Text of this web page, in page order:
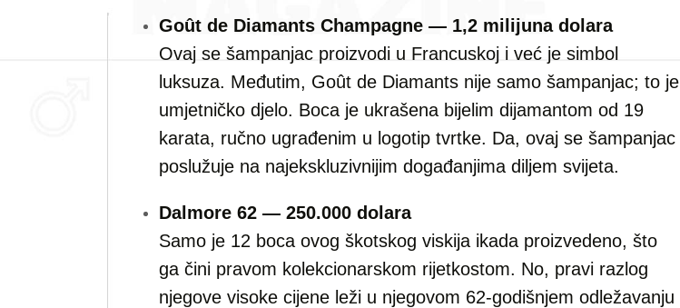
Goût de Diamants Champagne — 1,2 milijuna dolara
Ovaj se šampanjac proizvodi u Francuskoj i već je simbol
luksuza. Međutim, Goût de Diamants nije samo šampanjac; to je
umjetničko djelo. Boca je ukrašena bijelim dijamantom od 19
karata, ručno ugrađenim u logotip tvrtke. Da, ovaj se šampanjac
poslužuje na najekskluzivnijim događanjima diljem svijeta.
Dalmore 62 — 250.000 dolara
Samo je 12 boca ovog škotskog viskija ikada proizvedeno, što
ga čini pravom kolekcionarskom rijetkostom. No, pravi razlog
njegove visoke cijene leži u njegovom 62-godišnjem odležavanju